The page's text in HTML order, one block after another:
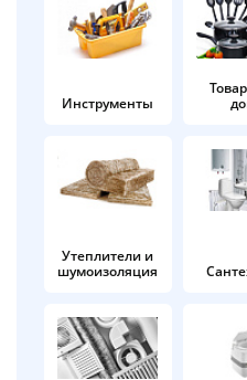
Инструменты
Утеплители и
шумоизоляция
в корзину
Оплачивайте
25% картой любого
Получайте товар
выбранный
Оставшиеся
%
по25%каждые 2